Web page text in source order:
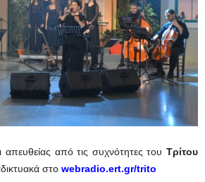
απευθείας από τις συχνότητες του Τρίτου
στο webradio.ert.gr/trito